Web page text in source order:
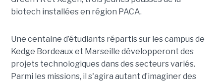
biotech installées en région PACA.
Une centaine d’étudiants répartis sur les campus de
Kedge Bordeaux et Marseille développeront des
projets technologiques dans des secteurs variés.
Parmi les missions, il s'agira autant d’imaginer des